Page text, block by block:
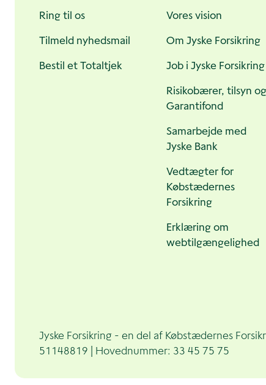
Ring til os
Tilmeld nyhedsmail
Bestil et Totaltjek
Vores vision
Om Jyske Forsikring
Job i Jyske Forsikring
Risikobærer, tilsyn og
Garantifond
Samarbejde med
Jyske Bank
Vedtægter for
Købstædernes
Forsikring
Erklæring om
webtilgængelighed
Jyske Forsikring - en del af Købstædernes
51148819 | Hovednummer: 33 45 75 75